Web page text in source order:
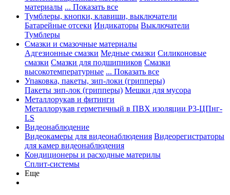
материалы ... Показать все
Тумблеры, кнопки, клавиши, выключатели
Батарейные отсеки Индикаторы Выключатели
Тумблеры
Смазки и смазочные материалы
Адгезионные смазки Медные смазки Силиконовые
смазки Смазки для подшипников Смазки
высокотемпературные ... Показать все
Упаковка, пакеты, зип-локи (грипперы)
Пакеты зип-лок (грипперы) Мешки для мусора
Металлорукав и фитинги
Металлорукав герметичный в ПВХ изоляции Р3-ЦПнг-
LS
Видеонаблюдение
Видеокамеры для видеонаблюдения Видеорегистраторы
для камер видеонаблюдения
Кондиционеры и расходные материлы
Сплит-системы
Еще